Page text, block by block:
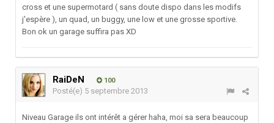
cross et une supermotard ( sans doute dispo dans les modifs
j'espère ), un quad, un buggy, une low et une grosse sportive.
Bon ok un garage suffira pas XD
RaiDeN 100
Posté(e) 5 septembre 2013
Niveau Garage ils ont intérêt a gérer haha, moi sa sera beaucoup